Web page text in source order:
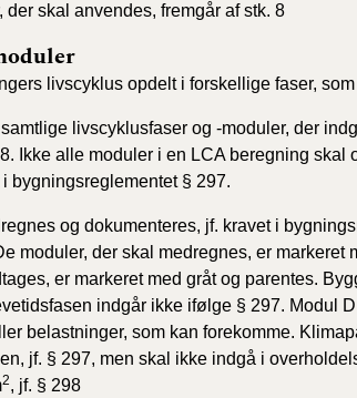
der skal anvendes, fremgår af stk. 8
livscyklus opdelt i forskellige faser,
livscyklusfaser og -moduler, der
Ikke alle moduler i en LCA beregning skal
bygningsreglementet § 297.
og dokumenteres, jf. kravet i
moduler, der skal medregnes, er markeret
er markeret med gråt og parentes.
indgår ikke ifølge § 297. Modul
belastninger, som kan forekomme.
jf. § 297, men skal ikke indgå i
2, jf. § 298